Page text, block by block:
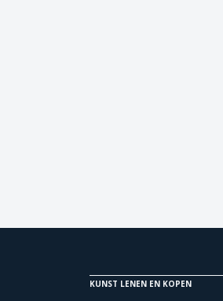
KUNST LENEN EN KOPEN